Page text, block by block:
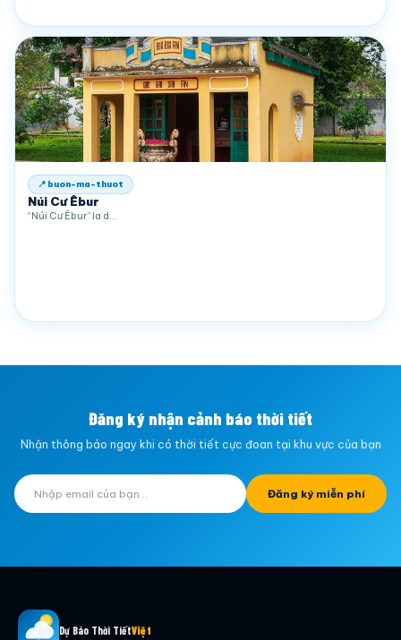
📍 buon-ma-thuot
Núi Cư Êbur
“Núi Cư Êbur” la d…
Đăng ký nhận cảnh báo thời tiết
Nhận thông báo ngay khi có thời tiết cực đoan tại khu vực của bạn
Đăng ký miễn phí
Dự Báo Thời TiếtViệt